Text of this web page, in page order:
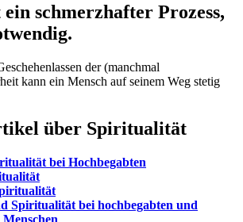
schmerzhafter Prozess,
der (manchmal
kann ein Mensch auf seinem Weg stetig
über Spiritualität
bei Hochbegabten
Spiritualität bei hochbegabten und